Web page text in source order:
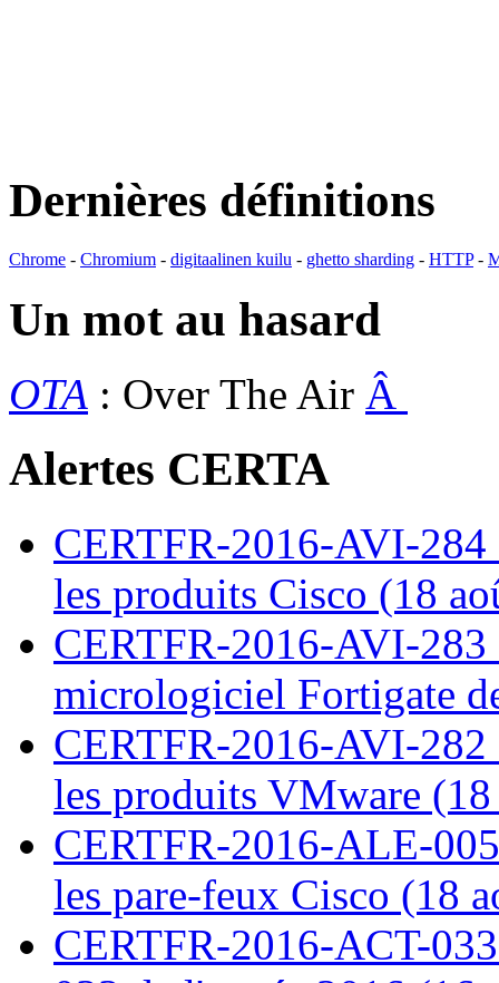
Dernières définitions
Chrome - Chromium - digitaalinen kuilu - ghetto sharding - HTTP-
Un mot au hasard
OTA : Over The Air Â
Alertes CERTA
CERTFR-2016-AVI-
les produits Cisco (18
CERTFR-2016-AVI-
micrologiciel Fortigate
CERTFR-2016-AVI-
les produits VMware
CERTFR-2016-ALE-
les pare-feux Cisco (18
CERTFR-2016-ACT-